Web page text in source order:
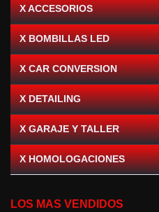
X ACCESORIOS
X BOMBILLAS LED
X CAR CONVERSION
X DETAILING
X GARAJE Y TALLER
X HOMOLOGACIONES
LOS MAS VENDIDOS